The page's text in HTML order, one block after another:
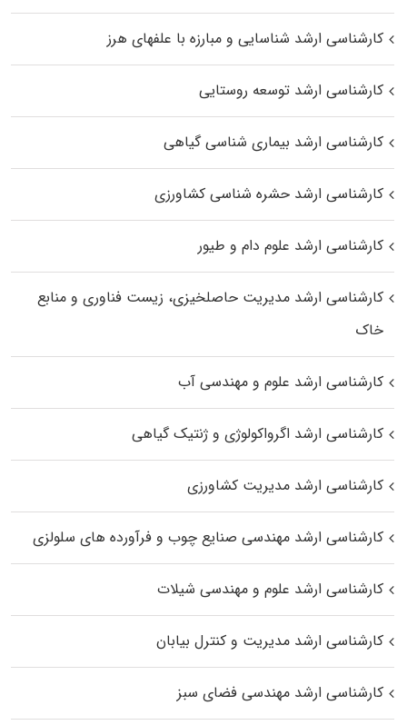
کارشناسی ارشد شناسایی و مبارزه با علفهای هرز
کارشناسی ارشد توسعه روستایی
کارشناسی ارشد بیماری‌ شناسی گیاهی
کارشناسی ارشد حشره‌ شناسی کشاورزی
کارشناسی ارشد علوم دام و طیور
کارشناسی ارشد مدیریت حاصلخیزی، زیست فناوری و منابع
خاک
کارشناسی ارشد علوم و مهندسی آب
کارشناسی ارشد اگرواکولوژی و ژنتیک گیاهی
کارشناسی ارشد مدیریت کشاورزی
کارشناسی ارشد مهندسی صنایع چوب و فرآورده‌ های سلولزی
کارشناسی ارشد علوم و مهندسی شیلات
کارشناسی ارشد مدیریت و کنترل بیابان
کارشناسی ارشد مهندسی فضای سبز